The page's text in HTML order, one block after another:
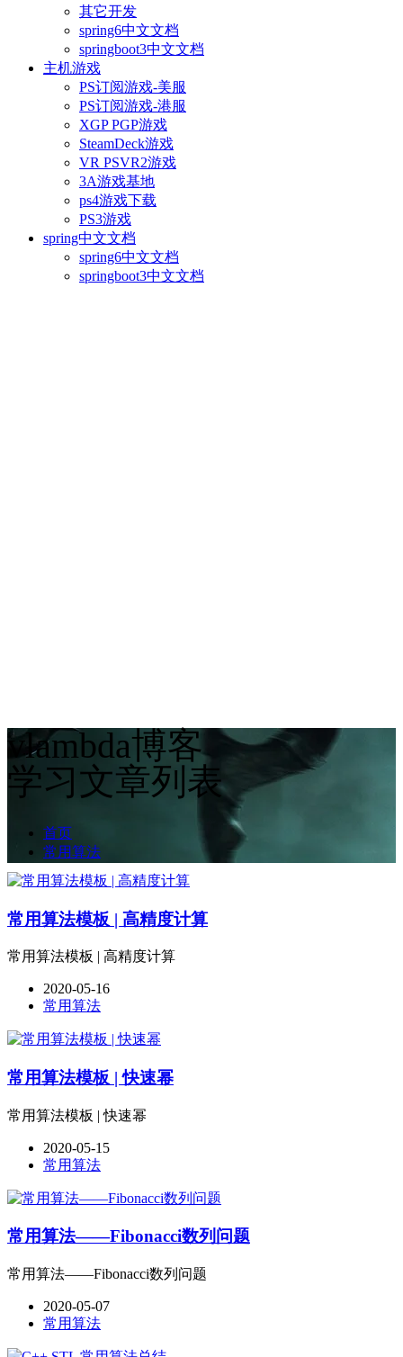
其它开发
spring6中文文档
springboot3中文文档
主机游戏
PS订阅游戏-美服
PS订阅游戏-港服
XGP PGP游戏
SteamDeck游戏
VR PSVR2游戏
3A游戏基地
ps4游戏下载
PS3游戏
spring中文文档
spring6中文文档
springboot3中文文档
vlambda博客
学习文章列表
首页
常用算法
常用算法模板 | 高精度计算
常用算法模板 | 高精度计算
2020-05-16
常用算法
常用算法模板 | 快速幂
常用算法模板 | 快速幂
2020-05-15
常用算法
常用算法——Fibonacci数列问题
常用算法——Fibonacci数列问题
2020-05-07
常用算法